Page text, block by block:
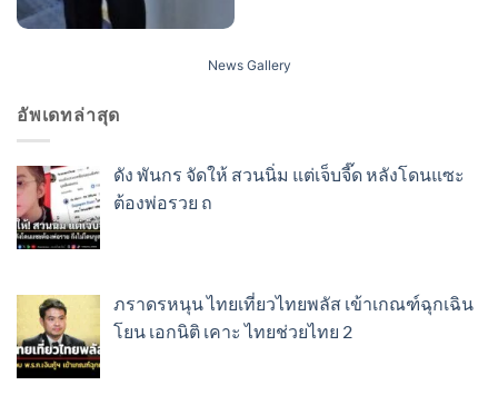
News Gallery
อัพเดทล่าสุด
ดัง พันกร จัดให้ สวนนิ่ม แต่เจ็บจี๊ด หลังโดนแซะ
ต้องพ่อรวย ถ
ภราดรหนุน ไทยเที่ยวไทยพลัส เข้าเกณฑ์ฉุกเฉิน
โยน เอกนิติ เคาะ ไทยช่วยไทย 2